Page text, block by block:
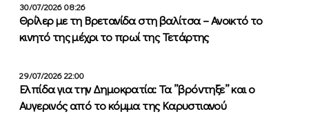
30/07/2026 08:26
Θρίλερ με τη Βρετανίδα στη βαλίτσα – Ανοικτό το
κινητό της μέχρι το πρωί της Τετάρτης
29/07/2026 22:00
Ελπίδα για την Δημοκρατία: Τα ”βρόντηξε” και ο
Αυγερινός από το κόμμα της Καρυστιανού